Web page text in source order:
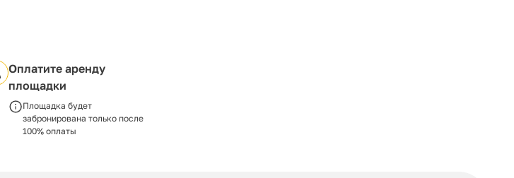
Оплатите аренду
площадки
Площадка будет
забронирована только после
100% оплаты